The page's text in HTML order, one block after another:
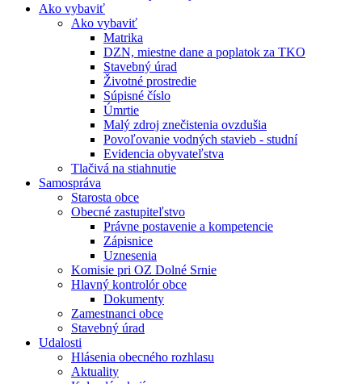
Ako vybaviť
Ako vybaviť
Matrika
DZN, miestne dane a poplatok za TKO
Stavebný úrad
Životné prostredie
Súpisné číslo
Úmrtie
Malý zdroj znečistenia ovzdušia
Povoľovanie vodných stavieb - studní
Evidencia obyvateľstva
Tlačivá na stiahnutie
Samospráva
Starosta obce
Obecné zastupiteľstvo
Právne postavenie a kompetencie
Zápisnice
Uznesenia
Komisie pri OZ Dolné Srnie
Hlavný kontrolór obce
Dokumenty
Zamestnanci obce
Stavebný úrad
Udalosti
Hlásenia obecného rozhlasu
Aktuality